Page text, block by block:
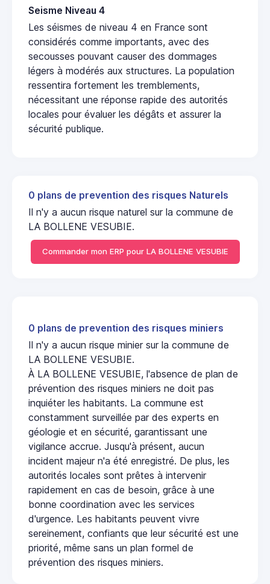
Seisme Niveau 4
Les séismes de niveau 4 en France sont
considérés comme importants, avec des
secousses pouvant causer des dommages
légers à modérés aux structures. La population
ressentira fortement les tremblements,
nécessitant une réponse rapide des autorités
locales pour évaluer les dégâts et assurer la
sécurité publique.
0 plans de prevention des risques Naturels
Il n'y a aucun risque naturel sur la commune de
LA BOLLENE VESUBIE.
Commander mon ERP pour LA BOLLENE VESUBIE
0 plans de prevention des risques miniers
Il n'y a aucun risque minier sur la commune de
LA BOLLENE VESUBIE.
À LA BOLLENE VESUBIE, l'absence de plan de
prévention des risques miniers ne doit pas
inquiéter les habitants. La commune est
constamment surveillée par des experts en
géologie et en sécurité, garantissant une
vigilance accrue. Jusqu'à présent, aucun
incident majeur n'a été enregistré. De plus, les
autorités locales sont prêtes à intervenir
rapidement en cas de besoin, grâce à une
bonne coordination avec les services
d'urgence. Les habitants peuvent vivre
sereinement, confiants que leur sécurité est une
priorité, même sans un plan formel de
prévention des risques miniers.